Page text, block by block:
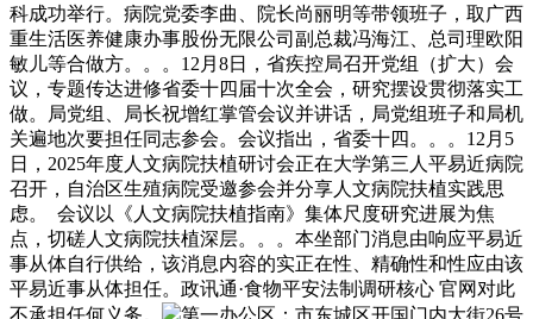
科成功举行。病院党委李曲、院长尚丽明等带领班子，取广西
重生活医养健康办事股份无限公司副总裁冯海江、总司理欧阳
敏儿等合做方。。。12月8日，省疾控局召开党组（扩大）会
议，专题传达进修省委十四届十次全会，研究摆设贯彻落实工
做。局党组、局长祝增红掌管会议并讲话，局党组班子和局机
关遍地次要担任同志参会。会议指出，省委十四。。。12月5
日，2025年度人文病院扶植研讨会正在大学第三人平易近病院
召开，自治区生殖病院受邀参会并分享人文病院扶植实践思
虑。 会议以《人文病院扶植指南》集体尺度研究进展为焦
点，切磋人文病院扶植深层。。。本坐部门消息由响应平易近
事从体自行供给，该消息内容的实正在性、精确性和性应由该
平易近事从体担任。政讯通·食物平安法制调研核心 官网对此
不承担任何义务。
第一办公区：市东城区开国门内大街26号